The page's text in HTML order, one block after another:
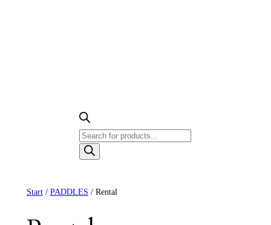
Products
search
Start/ PADDLES / Rental